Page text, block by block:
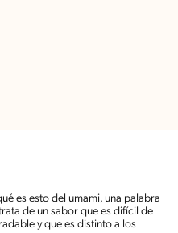
es esto del umami, una palabra
de un sabor que es difícil de
y que es distinto a los